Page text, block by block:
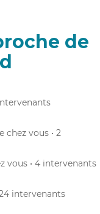
de
chez vous • 2
vous • 4 intervenants
24 intervenants